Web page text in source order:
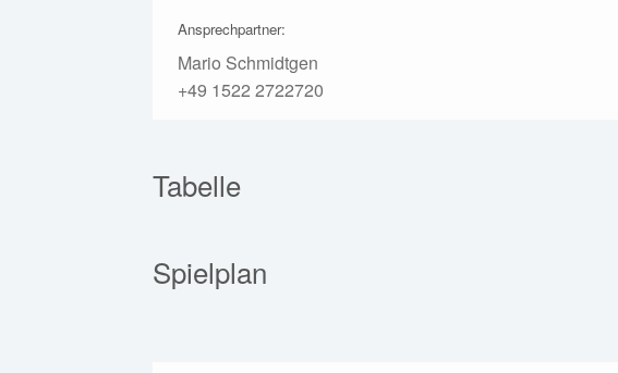
Ansprechpartner:
Mario Schmidtgen
+49 1522 2722720
Tabelle
Spielplan